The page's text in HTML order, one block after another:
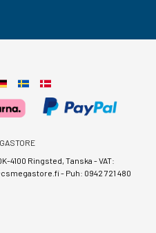
4100 Ringsted, Tanska - VAT:
- Puh: 0942 721 480